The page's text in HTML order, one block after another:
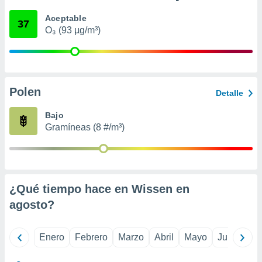
u
en
en
un
o acceder
37 Aceptable
O₃ (93 µg/m³)
Polen Detalle
Bajo
Gramíneas (8 #/m³)
¿Qué tiempo hace en Wissen en
agosto?
Enero Febrero Marzo Abril Mayo Junio